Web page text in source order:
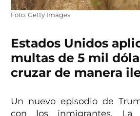
Foto: Getty Images
Estados Unidos
multas de 5 mil
cruzar de manera
Un nuevo episodio de
con los inmigrantes. La